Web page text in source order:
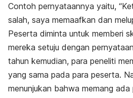
Contoh pernyataannya yaitu,
salah, saya memaafkan dan
Peserta diminta untuk memberi
mereka setuju dengan
tahun kemudian, para peneliti
yang sama pada para peserta.
menunjukan bahwa memang ada